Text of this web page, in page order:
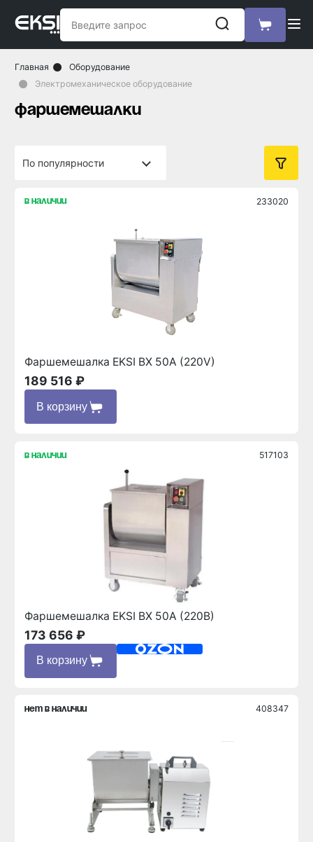
Главная
Оборудование
Электромеханическое оборудование
фаршемешалки
в наличии 233020
Фаршемешалка EKSI BX 50A (220V)
189 516 ₽
В корзину
в наличии 517103
Фаршемешалка EKSI BX 50A (220В)
173 656 ₽
В корзину
нет в наличии 408347